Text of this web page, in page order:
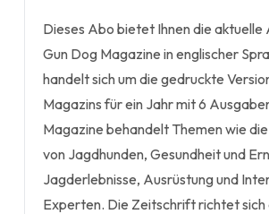
Dieses Abo bietet Ihnen die aktuelle
Gun Dog Magazine in englischer
handelt sich um die gedruckte
Magazins für ein Jahr mit 6
Magazine behandelt Themen wie
von Jagdhunden, Gesundheit und
Jagderlebnisse, Ausrüstung und
Experten. Die Zeitschrift richtet sich